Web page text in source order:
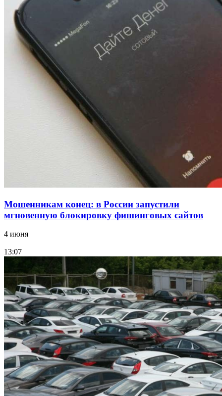
Покушение на убийство в Волгограде: девушка
напала на незнакомую женщину с ножом
12:39
Сладкий праздник в Волгограде: в Центральном
парке прошёл фестиваль „Арбузный переполох“
Волгоградские компании нарастили экспорт:
заключены контракты на 3,6 млн долларов
Мошенникам конец: в России запустили
мгновенную блокировку фишинговых сайтов
4 июня
13:07